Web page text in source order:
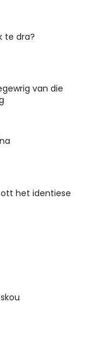
te dra?
van die
het identiese